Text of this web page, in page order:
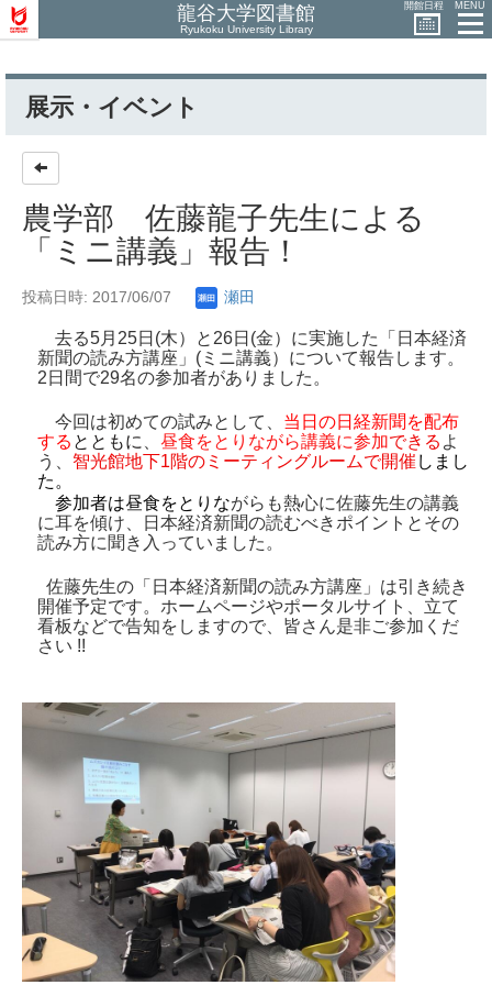
龍谷大学図書館
Ryukoku University Library
開館日程 MENU
展示・イベント
農学部 佐藤龍子先生による
「ミニ講義」報告！
投稿日時: 2017/06/07 瀬田
去る5月 25日(木）と 26日(金）に実施した「日本経済
新聞の読み方講座」(ミニ講義）について報告します。
2 日間で29名の参加者がありました。
今回は初めての試みとして、 当日の日経新聞を配布
する とともに 昼食をとりながら講義に参加できる よ
う、 智光館地下1階のミーティングルームで開催 しまし
た。
参加者は昼食をとりながらも熱心に佐藤先生の講義
に耳を傾け、日本経済新聞の読むべきポイントとその
読み方に聞き入っていました。
佐藤先生の「日本経済新聞の読み方講座」は引き続き
開催予定です。ホームページやポータルサイト、立て
看板などで告知をしますので、皆さん是非ご参加くだ
さい !!